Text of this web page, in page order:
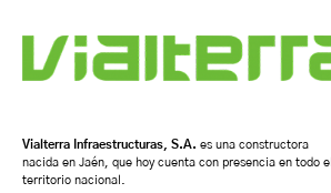
Vialterra Infraestructuras, S.A. es una constructora
nacida en Jaén, que hoy cuenta con presencia en todo el
territorio nacional.